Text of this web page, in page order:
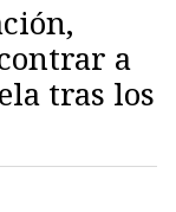
a
tras los